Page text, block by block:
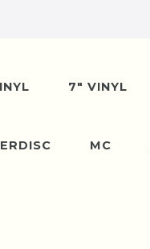
7" VINYL
MC